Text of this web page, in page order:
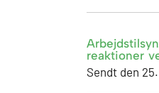
reaktioner
Sendt den